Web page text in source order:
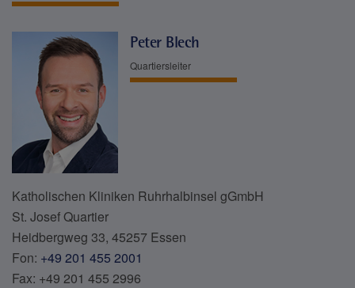
Peter Blech
Quartiersleiter
Katholischen Kliniken Ruhrhalbinsel gGmbH
St. Josef Quartier
Heidbergweg 33, 45257 Essen
Fon: +49 201 455 2001
Fax: +49 201 455 2996